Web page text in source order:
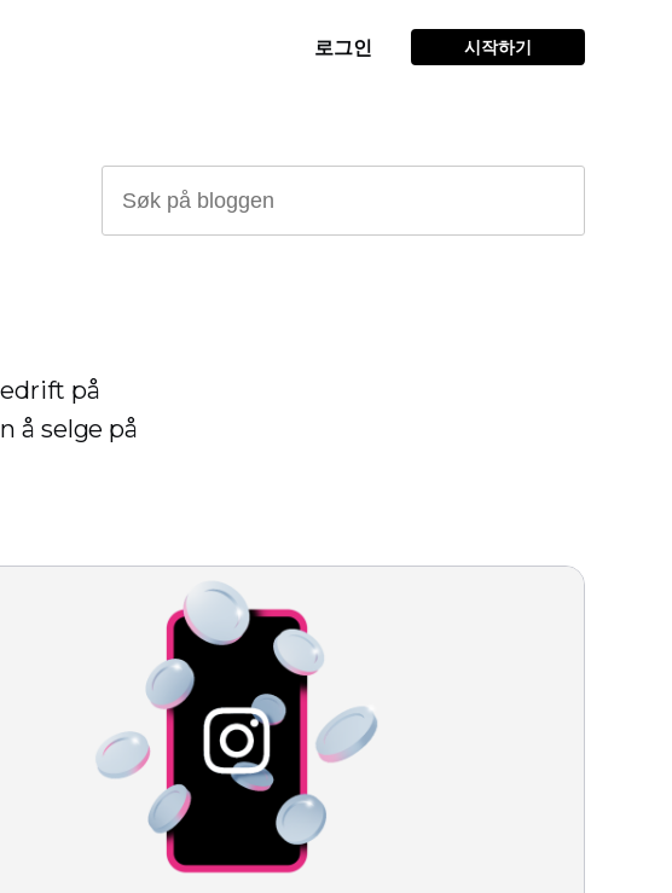
로그인 시작하기
på
å selge på